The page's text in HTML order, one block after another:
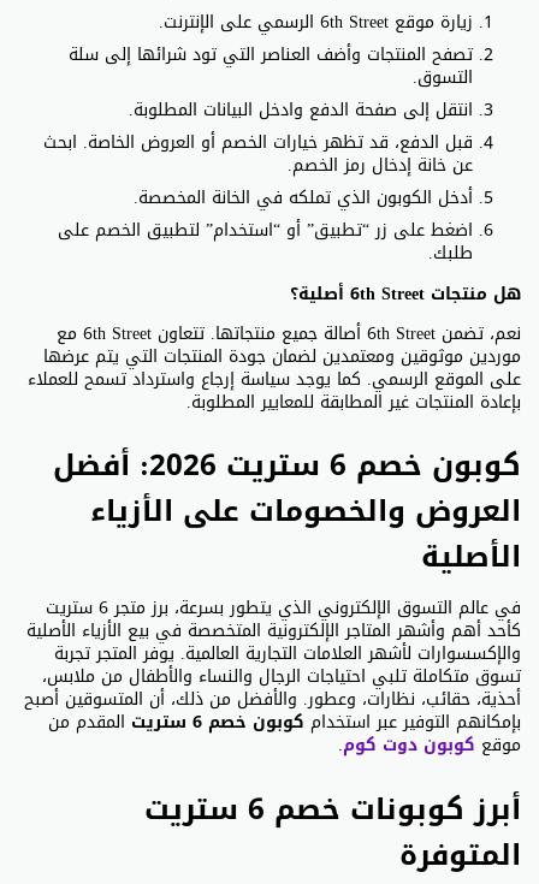
زيارة موقع 6th Street الرسمي على الإنترنت.
تصفح المنتجات وأضف العناصر التي تود شرائها إلى سلة
التسوق.
انتقل إلى صفحة الدفع وادخل البيانات المطلوبة.
قبل الدفع، قد تظهر خيارات الخصم أو العروض الخاصة. ابحث
عن خانة إدخال رمز الخصم.
أدخل الكوبون الذي تملكه في الخانة المخصصة.
اضغط على زر “تطبيق” أو “استخدام” لتطبيق الخصم على
طلبك.
هل منتجات 6th Street أصلية؟
نعم، تضمن 6th Street أصالة جميع منتجاتها. تتعاون 6th Street مع
موردين موثوقين ومعتمدين لضمان جودة المنتجات التي يتم عرضها
على الموقع الرسمي. كما يوجد سياسة إرجاع واسترداد تسمح للعملاء
بإعادة المنتجات غير المطابقة للمعايير المطلوبة.
كوبون خصم 6 ستريت 2026: أفضل
العروض والخصومات على الأزياء
الأصلية
في عالم التسوق الإلكتروني الذي يتطور بسرعة، برز متجر 6 ستريت
كأحد أهم وأشهر المتاجر الإلكترونية المتخصصة في بيع الأزياء الأصلية
والإكسسوارات لأشهر العلامات التجارية العالمية. يوفر المتجر تجربة
تسوق متكاملة تلبي احتياجات الرجال والنساء والأطفال من ملابس،
أحذية، حقائب، نظارات، وعطور. والأفضل من ذلك، أن المتسوقين أصبح
بإمكانهم التوفير عبر استخدام كوبون خصم 6 ستريت المقدم من
موقع كوبون دوت كوم.
أبرز كوبونات خصم 6 ستريت
المتوفرة